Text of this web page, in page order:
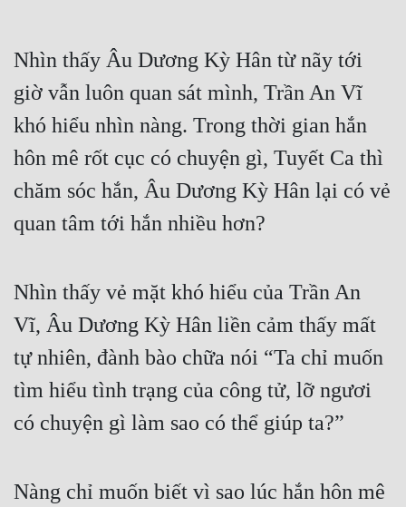
Phong Thủy - Tâm Linh
Phương Tây
Quan Trường
Sắc
Sủng
Thanh Xuân
Tiên Hiệp
Tiểu Thuyết
Nhìn thấy Âu Dương Kỳ Hân từ nãy tới
giờ vẫn luôn quan sát mình, Trần An Vĩ
khó hiểu nhìn nàng. Trong thời gian hắn
hôn mê rốt cục có chuyện gì, Tuyết Ca thì
chăm sóc hắn, Âu Dương Kỳ Hân lại có vẻ
quan tâm tới hắn nhiều hơn?
Nhìn thấy vẻ mặt khó hiểu của Trần An
Vĩ, Âu Dương Kỳ Hân liền cảm thấy mất
tự nhiên, đành bào chữa nói “Ta chỉ muốn
tìm hiểu tình trạng của công tử, lỡ ngươi
có chuyện gì làm sao có thể giúp ta?”
Nàng chỉ muốn biết vì sao lúc hắn hôn mê